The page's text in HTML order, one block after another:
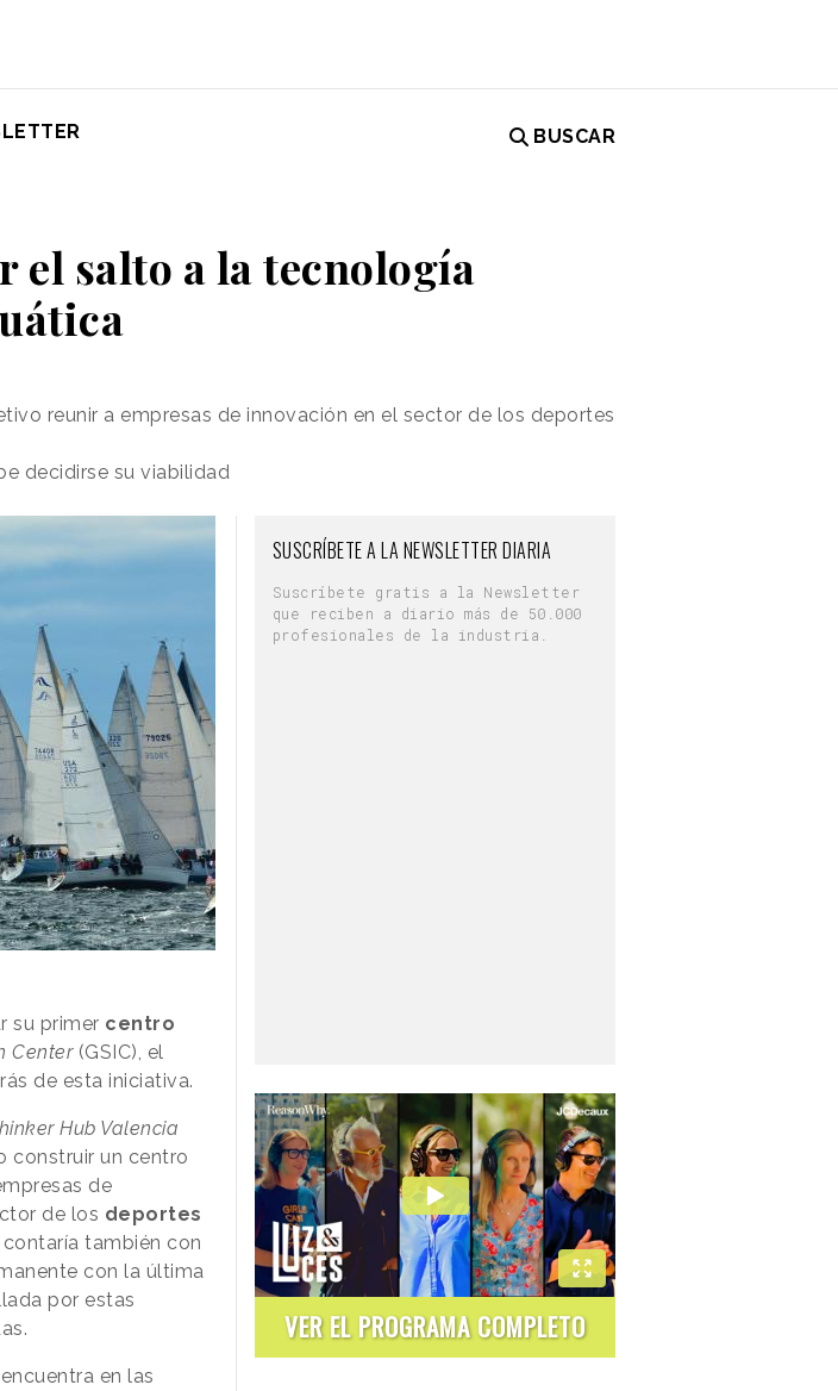
BUSCAR
el salto a la tecnología
reunir a empresas de innovación en el sector de los deportes
decidirse su viabilidad
su primer centro
Center(GSIC), el
de esta iniciativa.
Hub Valencia
construir un centro
de
de los deportes
contaría también con
con la última
por estas
en las
SUSCRÍBETE A LA NEWSLETTER DIARIA
Suscríbete gratis a la Newsletter
que reciben a diario más de 50.000
profesionales de la industria.
VER EL PROGRAMA COMPLETO